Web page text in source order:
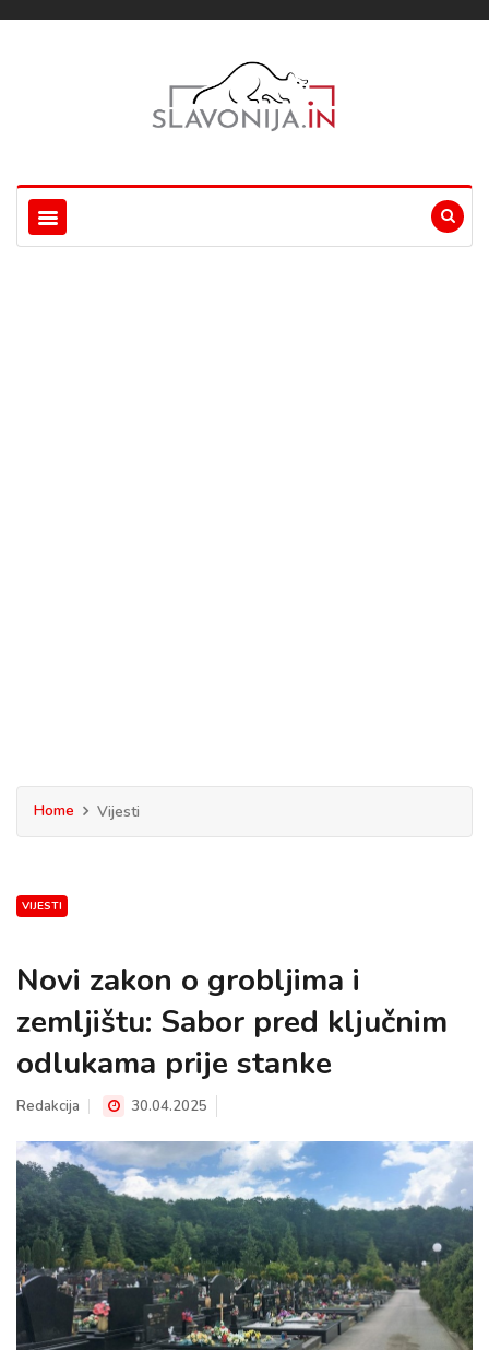
Home Vijesti
VIJESTI
Novi zakon o grobljima i
zemljištu: Sabor pred ključnim
odlukama prije stanke
Redakcija 30.04.2025